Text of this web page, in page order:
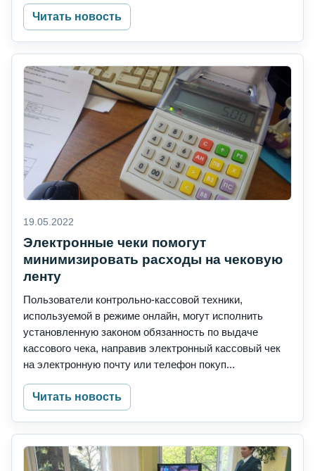
Читать новость
19.05.2022
Электронные чеки помогут
минимизировать расходы на чековую
ленту
Пользователи контрольно-кассовой техники,
используемой в режиме онлайн, могут исполнить
установленную законом обязанность по выдаче
кассового чека, направив электронный кассовый чек
на электронную почту или телефон покуп...
Читать новость